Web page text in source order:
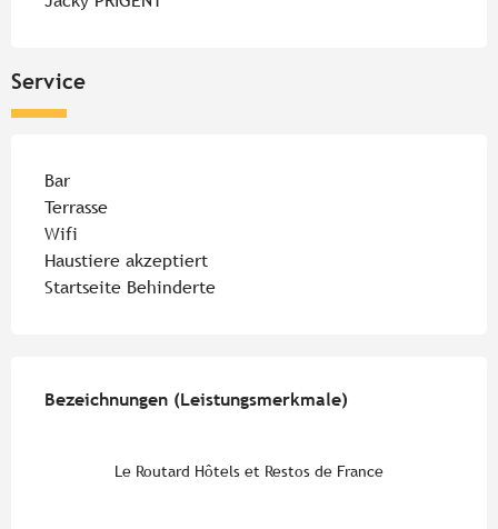
Service
Bar
Terrasse
Wifi
Haustiere akzeptiert
Startseite Behinderte
Bezeichnungen (Leistungsmerkmale)
Bezeichnungen (Leistungsmerkmale)
Le Routard Hôtels et Restos de France